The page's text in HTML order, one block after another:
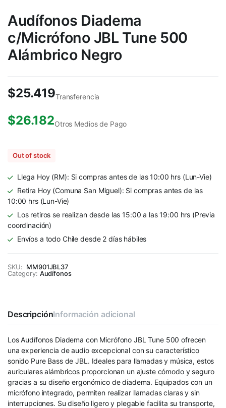
Audífonos Diadema
c/Micrófono JBL Tune 500
Alámbrico Negro
$25.419Transferencia
$26.182Otros Medios de Pago
Out of stock
Llega Hoy (RM): Si compras antes de las 10:00 hrs (Lun-Vie)
Retira Hoy (Comuna San Miguel): Si compras antes de las
10:00 hrs (Lun-Vie)
Los retiros se realizan desde las 15:00 a las 19:00 hrs (Previa
coordinación)
Envíos a todo Chile desde 2 días hábiles
SKU: MM901JBL37
Category: Audífonos
DescripciónInformación adicional
Los Audífonos Diadema con Micrófono JBL Tune 500 ofrecen
una experiencia de audio excepcional con su característico
sonido Pure Bass de JBL. Ideales para llamadas y música, estos
auriculares alámbricos proporcionan un ajuste cómodo y seguro
gracias a su diseño ergonómico de diadema. Equipados con un
micrófono integrado, permiten realizar llamadas claras y sin
interrupciones. Su diseño ligero y plegable facilita su transporte,